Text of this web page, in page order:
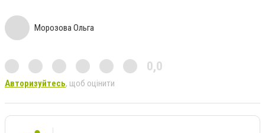
Морозова Ольга
0,0
Авторизуйтесь, щоб оцінити